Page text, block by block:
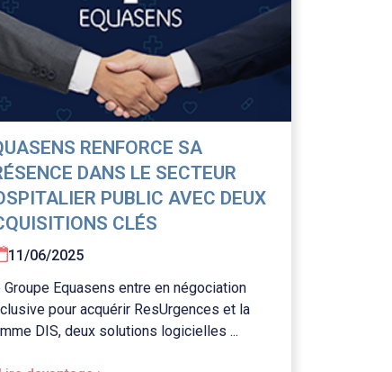
RENFORCE SA
DANS LE SECTEUR
PUBLIC AVEC DEUX
CLÉS
11/06/2025
Groupe Equasens entre en négociation
pour acquérir ResUrgences et la
DIS, deux solutions logicielles ...